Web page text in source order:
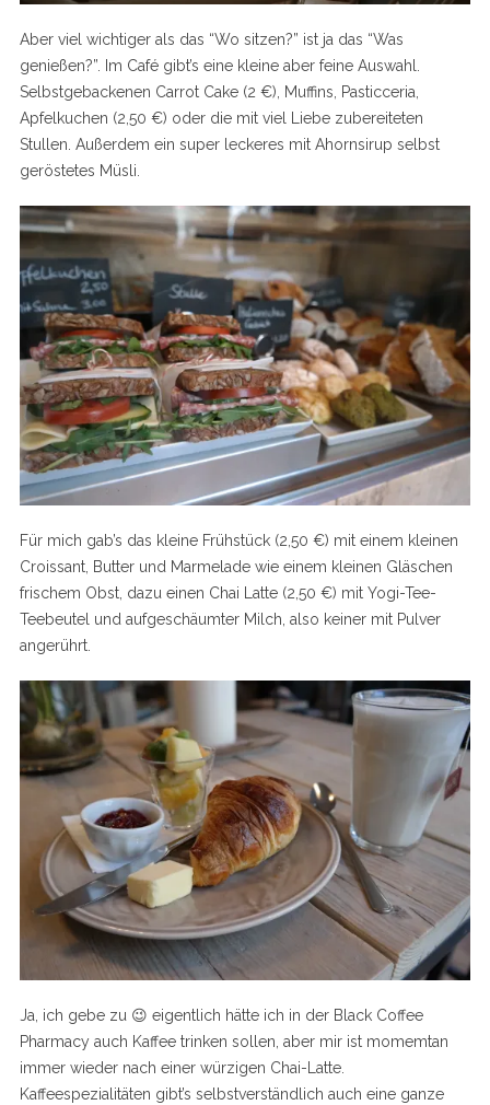
Aber viel wichtiger als das “Wo sitzen?” ist ja das “Was
genießen?”. Im Café gibt’s eine kleine aber feine Auswahl.
Selbstgebackenen Carrot Cake (2 €), Muffins, Pasticceria,
Apfelkuchen (2,50 €) oder die mit viel Liebe zubereiteten
Stullen. Außerdem ein super leckeres mit Ahornsirup selbst
geröstetes Müsli.
Für mich gab’s das kleine Frühstück (2,50 €) mit einem kleinen
Croissant, Butter und Marmelade wie einem kleinen Gläschen
frischem Obst, dazu einen Chai Latte (2,50 €) mit Yogi-Tee-
Teebeutel und aufgeschäumter Milch, also keiner mit Pulver
angerührt.
Ja, ich gebe zu 😉 eigentlich hätte ich in der Black Coffee
Pharmacy auch Kaffee trinken sollen, aber mir ist momemtan
immer wieder nach einer würzigen Chai-Latte.
Kaffeespezialitäten gibt’s selbstverständlich auch eine ganze